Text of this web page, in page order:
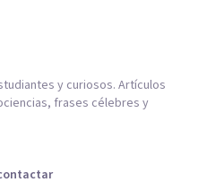
y curiosos. Artículos
frases célebres y